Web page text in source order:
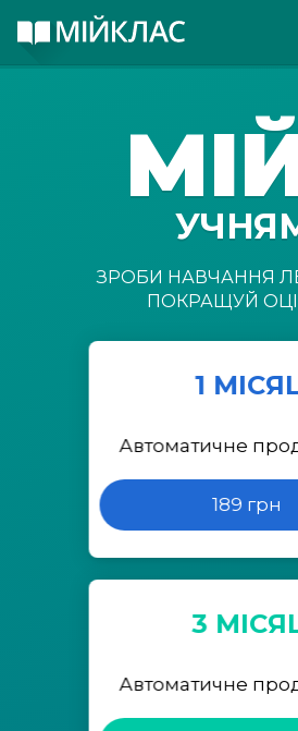
ЗРОБИ НАВЧАННЯ
ПОКРАЩУЙ
1
Автоматичне
189 грн
3
Автоматичне